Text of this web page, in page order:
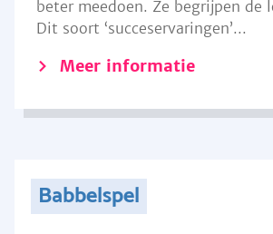
beter meedoen. Ze begrijpen de
Dit soort ‘succeservaringen’...
Meer informatie
Babbelspel